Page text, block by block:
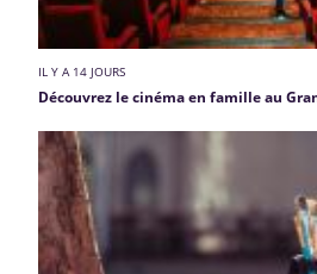
IL Y A 14 JOURS
Découvrez le cinéma en famille au